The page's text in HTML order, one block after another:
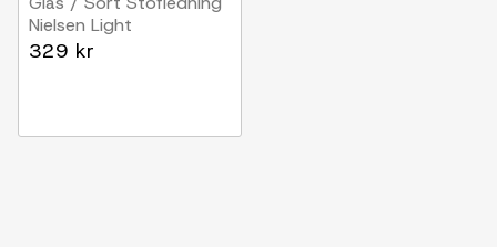
Nielsen Light
329 kr